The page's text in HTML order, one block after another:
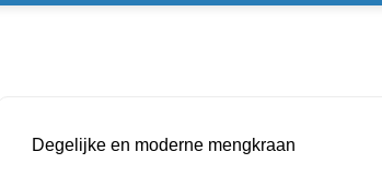
Degelijke en moderne mengkraan